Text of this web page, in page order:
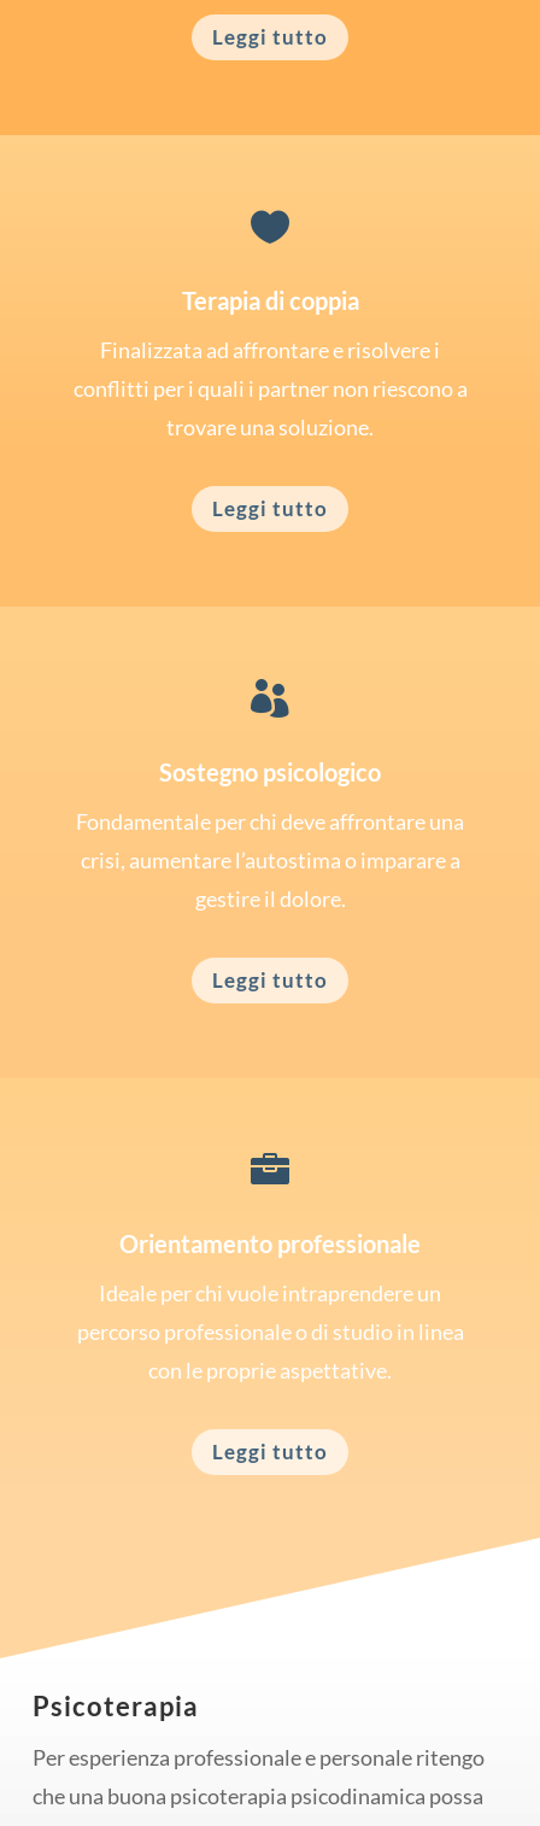
Leggi tutto

Terapia di coppia
Finalizzata ad affrontare e risolvere i
conflitti per i quali i partner non riescono a
trovare una soluzione.
Leggi tutto

Sostegno psicologico
Fondamentale per chi deve affrontare una
crisi, aumentare l’autostima o imparare a
gestire il dolore.
Leggi tutto

Orientamento professionale
Ideale per chi vuole intraprendere un
percorso professionale o di studio in linea
con le proprie aspettative.
Leggi tutto
Psicoterapia
Per esperienza professionale e personale ritengo
che una buona psicoterapia psicodinamica possa